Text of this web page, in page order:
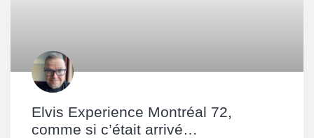
Elvis Experience Montréal 72,
comme si c’était arrivé…